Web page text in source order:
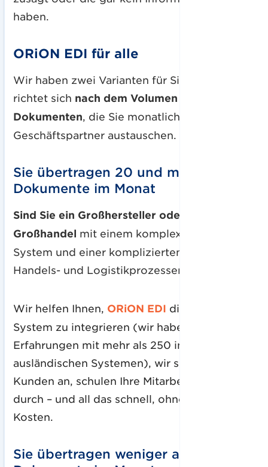
haben.
ORiON EDI für alle
Wir haben zwei Varianten für Sie: Ihre Wahl
richtet sich nach dem Volumen an
Dokumenten , die Sie monatlich mit Ihren
Geschäftspartner austauschen.
Sie übertragen 20 und mehr
Dokumente im Monat
Sind Sie ein Großhersteller oder
Großhandel mit einem komplexen ERP-
System und einer komplizierten Struktur aus
Handels- und Logistikprozessen?
Wir helfen Ihnen, ORiON EDI direkt ins
System zu integrieren (wir haben
Erfahrungen mit mehr als 250 in- und
ausländischen Systemen), wir schließen alle
Kunden an, schulen Ihre Mitarbeiter gründlich
durch – und all das schnell, ohne hohe
Kosten.
Sie übertragen weniger als 20